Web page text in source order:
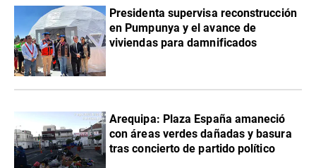
Presidenta supervisa reconstrucción
en Pumpunya y el avance de
viviendas para damnificados
Arequipa: Plaza España amaneció
con áreas verdes dañadas y basura
tras concierto de partido político